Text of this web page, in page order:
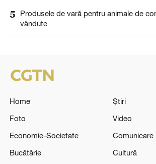
5
Produsele de vară pentru animale de
vândute
Home
Știri
Foto
Video
Economie-Societate
Comunicare
Bucătărie
Cultură